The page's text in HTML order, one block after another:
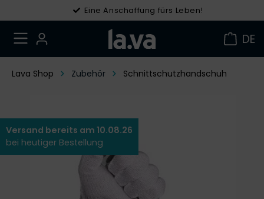
Eine Anschaffung fürs Leben!
Gratis Versand in DE ab 49 €
DE
Lava Shop Zubehör Schnittschutzhandschuh
Versand bereits am 10.08.26
bei heutiger Bestellung